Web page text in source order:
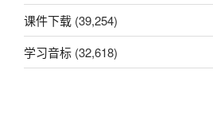
课件下载 (39,254)
学习音标 (32,618)